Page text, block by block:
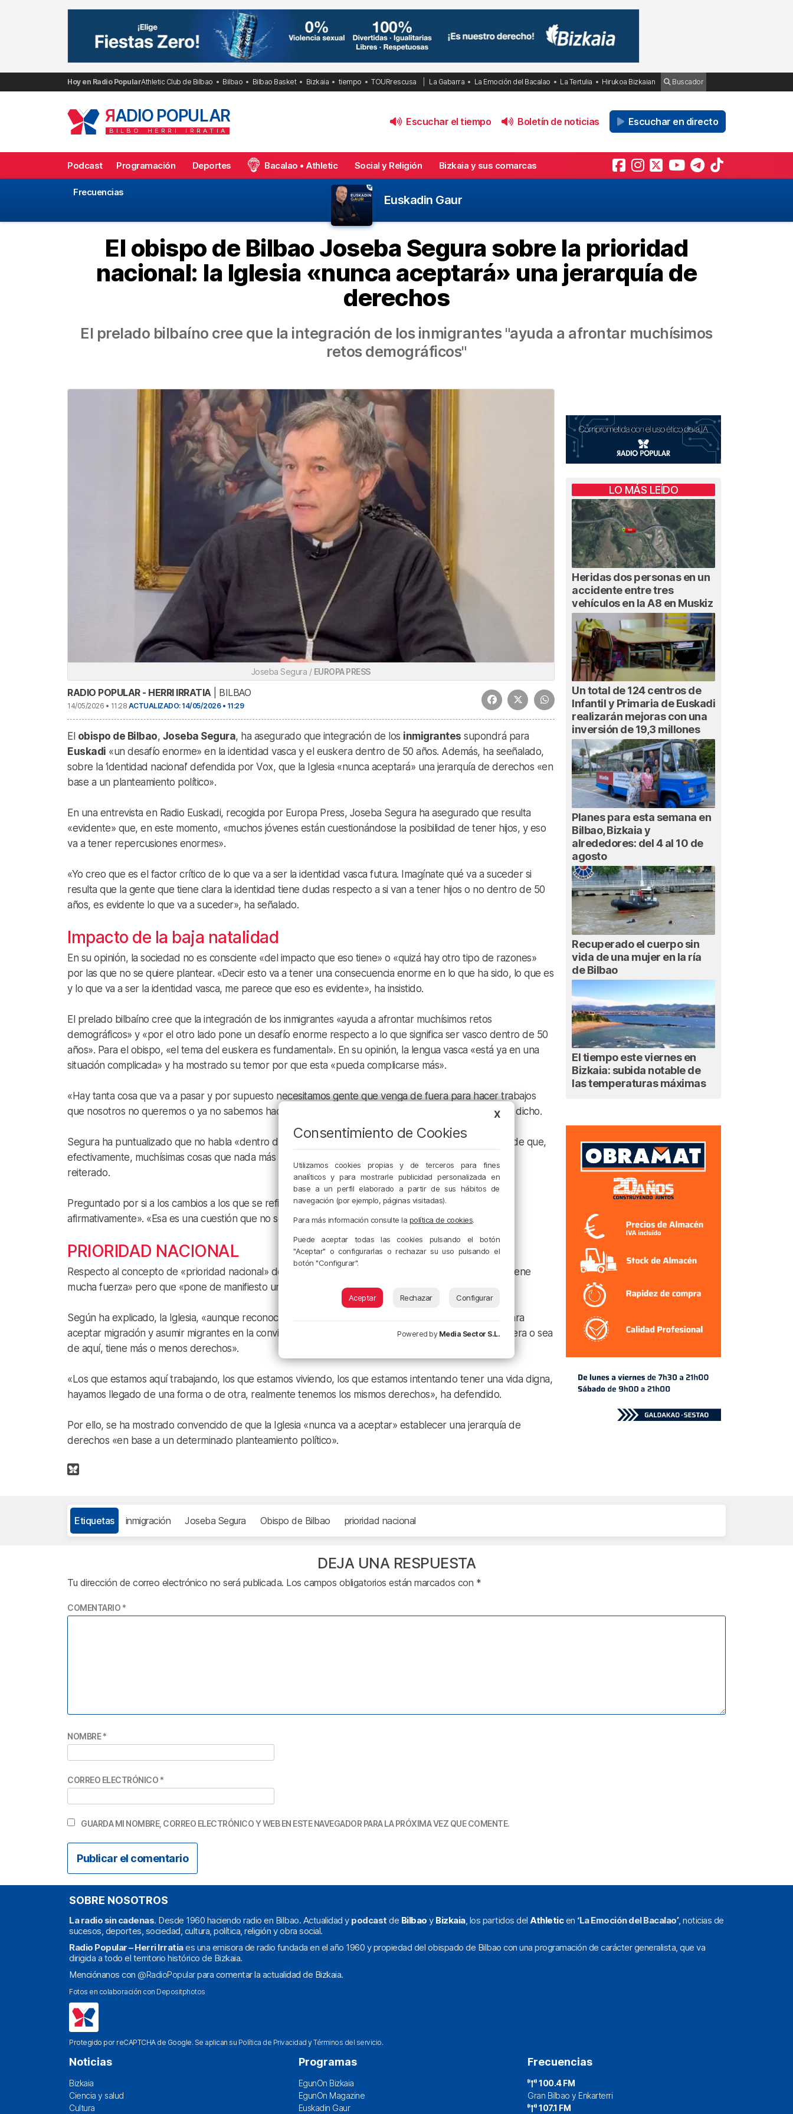
Hoy en Radio PopularAthletic Club de Bilbao Bilbao Bilbao Basket Bizkaia tiempo TOURrescusa La Gabarra La Emoción del Bacalao La Tertulia Hirukoa Bizkaian Buscador
RADIO POPULAR
BILBO HERRI IRRATIA
Escuchar el tiempo Boletín de noticias Escuchar en directo
Podcast Programación Deportes Bacalao • Athletic Social y Religión Bizkaia y sus comarcas
Frecuencias
Euskadin Gaur
El obispo de Bilbao Joseba Segura sobre la prioridad
nacional: la Iglesia «nunca aceptará» una jerarquía de
derechos
El prelado bilbaíno cree que la integración de los inmigrantes "ayuda a afrontar muchísimos
retos demográficos"
Joseba Segura / EUROPA PRESS
RADIO POPULAR - HERRI IRRATIA| BILBAO
14/05/2026 • 11:28 ACTUALIZADO: 14/05/2026 • 11:29
El obispo de Bilbao, Joseba Segura, ha asegurado que integración de los inmigrantes supondrá para
Euskadi «un desafío enorme» en la identidad vasca y el euskera dentro de 50 años. Además, ha seeñalado,
sobre la ‘identidad nacional’ defendida por Vox, que la Iglesia «nunca aceptará» una jerarquía de derechos «en
base a un planteamiento político».
En una entrevista en Radio Euskadi, recogida por Europa Press, Joseba Segura ha asegurado que resulta
«evidente» que, en este momento, «muchos jóvenes están cuestionándose la posibilidad de tener hijos, y eso
va a tener repercusiones enormes».
«Yo creo que es el factor crítico de lo que va a ser la identidad vasca futura. Imagínate qué va a suceder si
resulta que la gente que tiene clara la identidad tiene dudas respecto a si van a tener hijos o no dentro de 50
años, es evidente lo que va a suceder», ha señalado.
Impacto de la baja natalidad
En su opinión, la sociedad no es consciente «del impacto que eso tiene» o «quizá hay otro tipo de razones»
por las que no se quiere plantear. «Decir esto va a tener una consecuencia enorme en lo que ha sido, lo que es
y lo que va a ser la identidad vasca, me parece que eso es evidente», ha insistido.
El prelado bilbaíno cree que la integración de los inmigrantes «ayuda a afrontar muchísimos retos
demográficos» y «por el otro lado pone un desafío enorme respecto a lo que significa ser vasco dentro de 50
años». Para el obispo, «el tema del euskera es fundamental». En su opinión, la lengua vasca «está ya en una
situación complicada» y ha mostrado su temor por que esta «pueda complicarse más».
«Hay tanta cosa que va a pasar y por supuesto necesitamos gente que venga de fuera para hacer trabajos
que nosotros no queremos o ya no sabemos hacer. Pero eso va a tener una repercusión enorme», ha dicho.
Segura ha puntualizado que no habla «dentro de 10 años» sino de 50. «No es difícil hacerse una idea de que,
efectivamente, muchísimas cosas que nada más damos por sentadas se van a poner en cuestión», ha
reiterado.
Preguntado por si a los cambios a los que se refiere tienen que ver con la identidad, ha respondido
afirmativamente». «Esa es una cuestión que no se está pensando suficiente», ha señalado.
PRIORIDAD NACIONAL
Respecto al concepto de «prioridad nacional» defendido por Vox, ha señalado que «es un lema que tiene
mucha fuerza» pero que «pone de manifiesto un planteamiento que la Iglesia no puede aceptar».
Según ha explicado, la Iglesia, «aunque reconoce que los Estados tienen que tener procedimientos para
aceptar migración y asumir migrantes en la convivencia social», no acepta que, «porque uno sea de fuera o sea
de aquí, tiene más o menos derechos».
«Los que estamos aquí trabajando, los que estamos viviendo, los que estamos intentando tener una vida digna,
hayamos llegado de una forma o de otra, realmente tenemos los mismos derechos», ha defendido.
Por ello, se ha mostrado convencido de que la Iglesia «nunca va a aceptar» establecer una jerarquía de
derechos «en base a un determinado planteamiento político».
LO MÁS LEÍDO
Heridas dos personas en un
accidente entre tres
vehículos en la A8 en Muskiz
Un total de 124 centros de
Infantil y Primaria de Euskadi
realizarán mejoras con una
inversión de 19,3 millones
Planes para esta semana en
Bilbao, Bizkaia y
alrededores: del 4 al 10 de
agosto
Recuperado el cuerpo sin
vida de una mujer en la ría
de Bilbao
El tiempo este viernes en
Bizkaia: subida notable de
las temperaturas máximas
Etiquetas inmigración Joseba Segura Obispo de Bilbao prioridad nacional
DEJA UNA RESPUESTA
Tu dirección de correo electrónico no será publicada. Los campos obligatorios están marcados con *
COMENTARIO *
NOMBRE*
CORREO ELECTRÓNICO *
GUARDA MI NOMBRE, CORREO ELECTRÓNICO Y WEB EN ESTE NAVEGADOR PARA LA PRÓXIMA VEZ QUE COMENTE.
SOBRE NOSOTROS
La radio sin cadenas. Desde 1960 haciendo radio en Bilbao. Actualidad y podcast de Bilbao y Bizkaia, los partidos del Athleticen ‘La Emoción del Bacalao’, noticias de
sucesos, deportes, sociedad, cultura, política, religión y obra social.
Radio Popular – Herri Irratiaes una emisora de radio fundada en el año 1960 y propiedad del obispado de Bilbao con una programación de carácter generalista, que va
dirigida a todo el territorio histórico de Bizkaia.
Menciónanos con @RadioPopularpara comentar la actualidad de Bizkaia.
Fotos en colaboración con Depositphotos
Protegido por reCAPTCHA de Google. Se aplican su Política de Privacidad yTérminos del servicio.
Noticias
Bizkaia
Ciencia y salud
Cultura
Programas
EgunOn Bizkaia
EgunOn Magazine
Euskadin Gaur
Frecuencias
100.4 FM
Gran Bilbao y Enkarterri
107.1 FM
X
Consentimiento de Cookies
Utilizamos cookies propias y de terceros para fines
analíticos y para mostrarle publicidad personalizada en
base a un perfil elaborado a partir de sus hábitos de
navegación (por ejemplo, páginas visitadas).
Para más información consulte la política de cookies.
Puede aceptar todas las cookies pulsando el botón
"Aceptar" o configurarlas o rechazar su uso pulsando el
botón "Configurar".
Aceptar Rechazar Configurar
Powered by Media Sector S.L.